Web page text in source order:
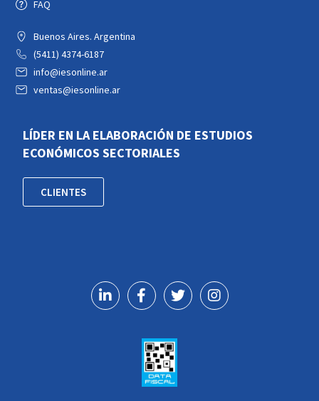
FAQ
Buenos Aires. Argentina
(5411) 4374-6187
info@iesonline.ar
ventas@iesonline.ar
LÍDER EN LA ELABORACIÓN DE ESTUDIOS
ECONÓMICOS SECTORIALES
CLIENTES